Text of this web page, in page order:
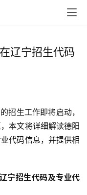
辽宁招生代码
本文将详细解读德阳
代码信息，并提供相
宁招生代码及专业代